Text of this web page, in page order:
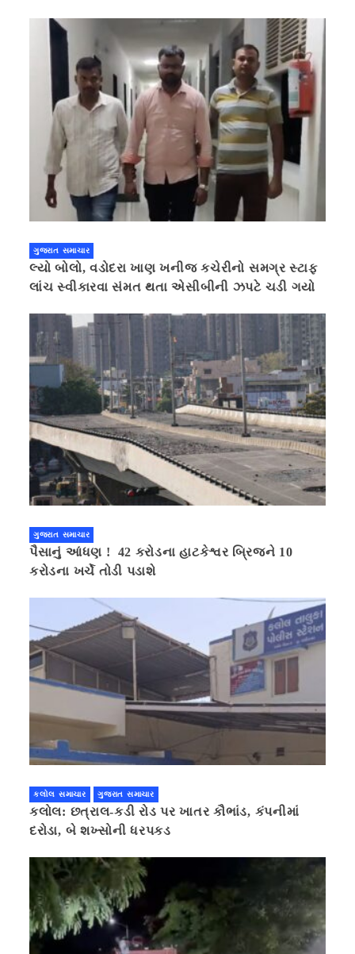
ગુજરાત સમાચાર
લ્યો બોલો, વડોદરા ખાણ ખનીજ કચેરીનો સમગ્ર સ્ટાફ
લાંચ સ્વીકારવા સંમત થતા એસીબીની ઝપટે ચડી ગયો
ગુજરાત સમાચાર
પૈસાનું આંધણ ! 42 કરોડના હાટકેશ્વર બ્રિજને 10
કરોડના ખર્ચે તોડી પડાશે
કલોલ સમાચાર ગુજરાત સમાચાર
કલોલ: છત્રાલ-કડી રોડ પર ખાતર કૌભાંડ, કંપનીમાં
દરોડા, બે શખ્સોની ધરપકડ